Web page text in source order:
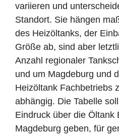
variieren und
Standort. Sie hängen
des Heizöltanks, der
Größe ab, sind aber
Anzahl regionaler
und um Magdeburg und
Heizöltank Fachbetriebs
abhängig. Die Tabelle
Eindruck über die Öltank
Magdeburg geben, für